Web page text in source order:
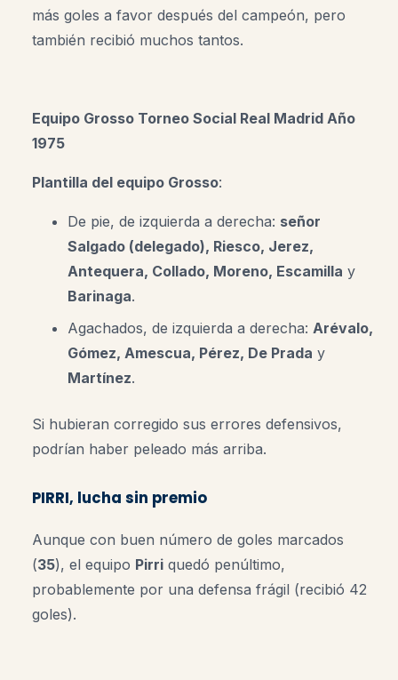
más goles a favor después del campeón, pero
también recibió muchos tantos.
Equipo Grosso Torneo Social Real Madrid Año
1975
Plantilla del equipo Grosso:
De pie, de izquierda a derecha: señor
Salgado (delegado), Riesco, Jerez,
Antequera, Collado, Moreno, Escamilla y
Barinaga.
Agachados, de izquierda a derecha: Arévalo,
Gómez, Amescua, Pérez, De Prada y
Martínez.
Si hubieran corregido sus errores defensivos,
podrían haber peleado más arriba.
PIRRI, lucha sin premio
Aunque con buen número de goles marcados
(35), el equipo Pirri quedó penúltimo,
probablemente por una defensa frágil (recibió 42
goles).